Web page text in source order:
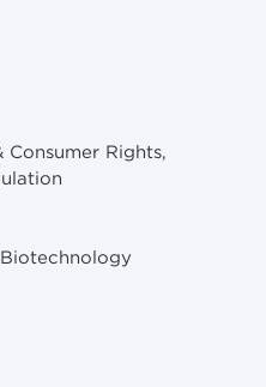
Rights,